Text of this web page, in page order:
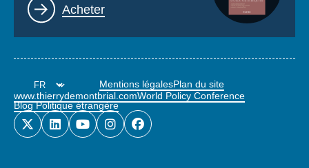
Lien
Acheter
Mentions légalesPlan du site
www.thierrydemontbrial.comWorld Policy Conference
Blog Politique étrangère